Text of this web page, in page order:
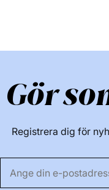
Gör
Registrera dig för